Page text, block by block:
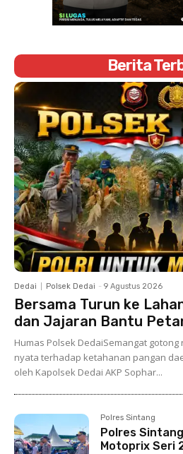
Berita
Dedai Polsek Dedai - 9 Agustus 2026
Bersama Turun ke
dan Jajaran Bantu
Humas Polsek DedaiSemangat
nyata terhadap ketahanan pangan
oleh Kapolsek Dedai AKP Sophar...
Polres Sintang
Polres
Motoprix Seri